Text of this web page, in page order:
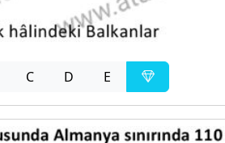
C D E